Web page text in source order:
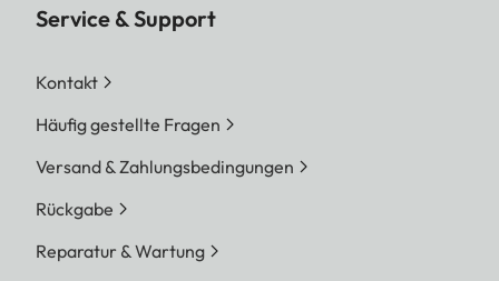
Service & Support
Kontakt
Häufig gestellte Fragen
Versand & Zahlungsbedingungen
Rückgabe
Reparatur & Wartung